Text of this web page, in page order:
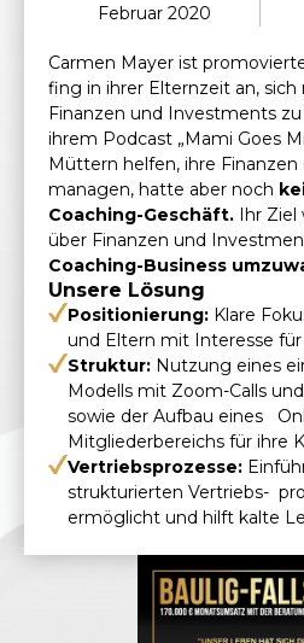
Februar 2020
Carmen Mayer ist
fing in ihrer Elternzeit an,
Finanzen und Investments
ihrem Podcast „Mami Goes
Müttern helfen, ihre
managen, hatte aber noch
Coaching-Geschäft. Ihr Ziel
über Finanzen und
Coaching-Business
Unsere Lösung
Positionierung: Klare
und Eltern mit Interesse für
Struktur: Nutzung eines
Modells mit Zoom-Calls
sowie der Aufbau eines
Mitgliederbereichs für ihre
Vertriebsprozesse:
strukturierten Vertriebs-
ermöglicht und hilft kalte